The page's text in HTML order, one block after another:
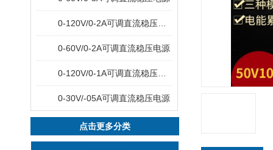
0-60V/0-2A可调直流稳压电源
0-30V/-05A可调直流稳压电源
点击更多分类